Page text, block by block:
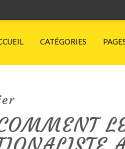
CATÉGORIES